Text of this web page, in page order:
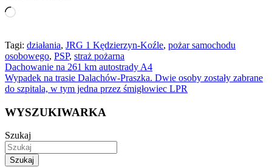
Wczytywanie…
Tagi: działania, JRG 1 Kędzierzyn-Koźle, pożar samochodu
osobowego, PSP, straż pożarna
Nawigacja
wpisu
Dachowanie na 261 km autostrady A4
Wypadek na trasie Dalachów-Praszka. Dwie osoby zostały zabrane
do szpitala, w tym jedna przez śmigłowiec LPR
WYSZUKIWARKA
Szukaj
Szukaj